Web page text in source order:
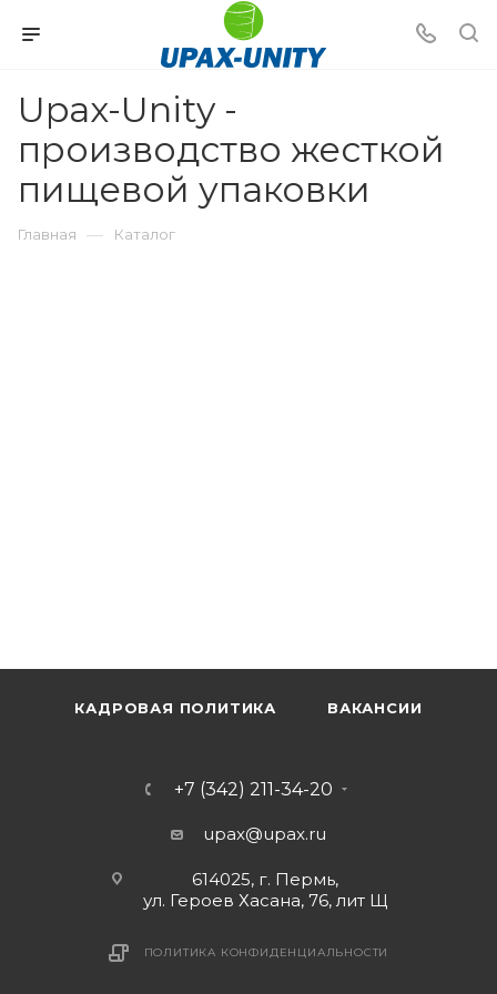
Upax-Unity -
производство жесткой
пищевой упаковки
Главная — Каталог
КАДРОВАЯ ПОЛИТИКА ВАКАНСИИ
+7 (342) 211-34-20
upax@upax.ru
614025, г. Пермь,
ул. Героев Хасана, 76, лит Щ
ПОЛИТИКА КОНФИДЕНЦИАЛЬНОСТИ